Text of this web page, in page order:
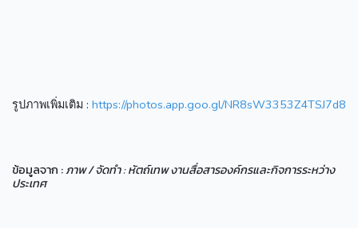
รูปภาพเพิ่มเติม : https://photos.app.goo.gl/NR8sW3353Z4TSJ7d8
ข้อมูลจาก :ภาพ / จัดทำ : หัตถ์เทพ งานสื่อสารองค์กรและกิจการระหว่าง
ประเทศ